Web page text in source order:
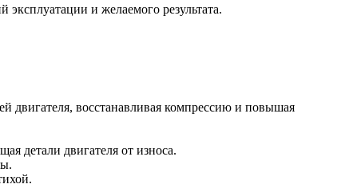
эксплуатации и желаемого результата.
двигателя, восстанавливая компрессию и повышая
детали двигателя от износа.